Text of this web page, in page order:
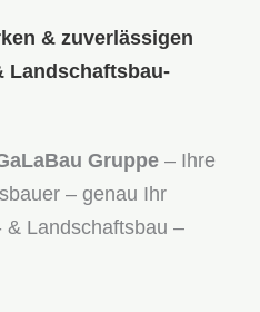
& zuverlässigen
Landschaftsbau-
Gruppe – Ihre
– genau Ihr
& Landschaftsbau –